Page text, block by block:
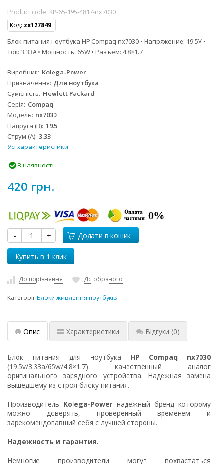
Product code: KP-65-195-4817-nx7030
Код: zx127849
Блок питания ноутбука HP Compaq nx7030 • Напряжение: 19.5V •
Ток: 3.33A • Мощность: 65W • Разъем: 4.8×1.7
Виробник Kolega-Power
Призначення Для ноутбука
Сумісність Hewlett Packard
Серія Compaq
Модель nx7030
Напруга (В) 19.5
Струм (А) 3.33
Усі характеристики
В наявності
420 грн.
- + Додати в кошик
До порівняння До обраного
Категорії: Блоки живлення ноутбуків
Опис Характеристики Відгуки (0)
Блок питания для ноутбука HP Compaq nx7030
(19.5v/3.33a/65w/4.8×1.7) качественный аналог
оригинального зарядного устройства. Надежная замена
вышедшему из строя блоку питания.
Производитель Kolega-Power надежный бренд которому
можно доверять, проверенный временем и
зарекомендовавший себя с лучшей стороны.
Надежность и гарантия.
Немногие производители могут похвастаться